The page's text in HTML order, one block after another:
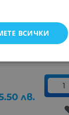
лв.
лв.
ВСИЧКИ